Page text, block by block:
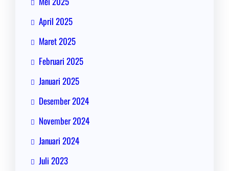
April 2025
Maret 2025
Februari 2025
Januari 2025
Desember 2024
November 2024
Januari 2024
Juli 2023